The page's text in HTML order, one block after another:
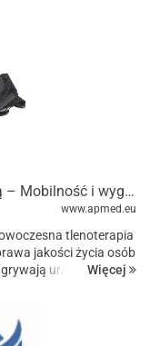
Przenośny koncentrator tlenu z baterią – Mobilność i wygoda w tlenoterapii
www.apmed.eu
tlenoterapia
jakości życia osób
urządzenia
Więcej